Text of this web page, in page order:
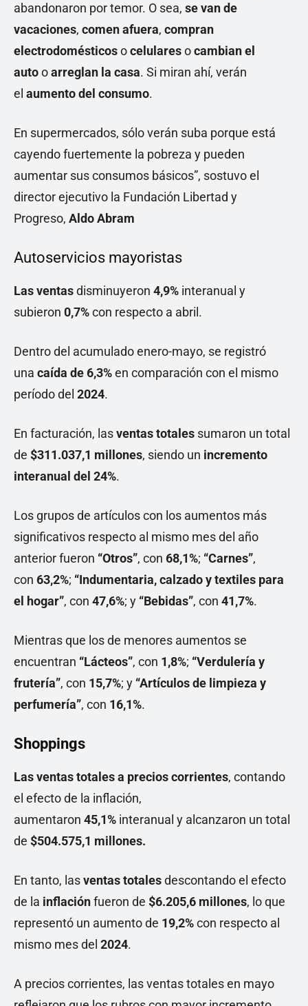
abandonaron por temor. O sea, se van de
vacaciones, comen afuera, compran
electrodomésticosocelularesocambian el
autooarreglan la casa. Si miran ahí, verán
el aumento del consumo.
En supermercados, sólo verán suba porque está
cayendo fuertemente la pobreza y pueden
aumentar sus consumos básicos”, sostuvo el
director ejecutivo la Fundación Libertad y
Progreso, Aldo Abram
Autoservicios mayoristas
Las ventasdisminuyeron 4,9% interanual y
subieron 0,7%con respecto a abril.
Dentro del acumulado enero-mayo, se registró
una caída de 6,3%en comparación con el mismo
período del 2024.
En facturación, lasventas totales sumaron un total
de $311.037,1 millones, siendo un incremento
interanual del 24%.
Los grupos de artículos con los aumentos más
significativos respecto al mismo mes del año
anterior fueron “Otros”, con 68,1%; “Carnes”,
con 63,2%; “Indumentaria, calzado y textiles para
el hogar”, con 47,6%; y “Bebidas”, con 41,7%.
Mientras que los de menores aumentos se
encuentran “Lácteos”, con 1,8%; “Verdulería y
frutería”, con 15,7%; y “Artículos de limpieza y
perfumería”, con 16,1%.
Shoppings
Las ventas totales a precios corrientes, contando
el efecto de la inflación,
aumentaron 45,1% interanual y alcanzaron un total
de $504.575,1 millones.
En tanto, lasventas totalesdescontando el efecto
de la inflaciónfueron de $6.205,6 millones, lo que
representó un aumento de 19,2%con respecto al
mismo mes del 2024.
A precios corrientes, las ventas totales en mayo